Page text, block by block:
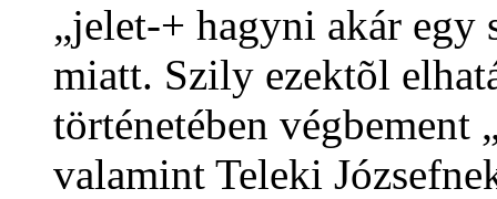
„jelet-+ hagyni akár egy
miatt. Szily ezektõl
történetében végbement
valamint Teleki